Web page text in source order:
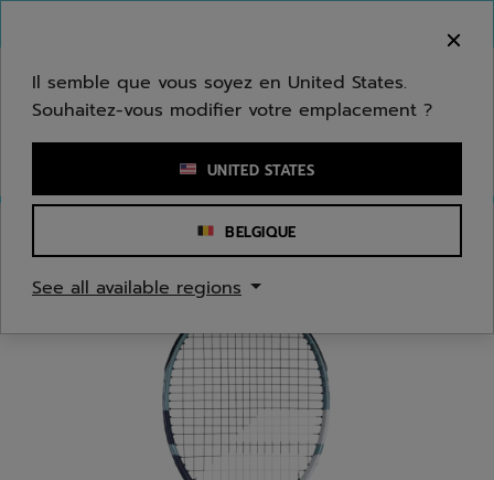
Saisir un mot clé ou un numéro d'article
Il semble que vous soyez en United States.
Souhaitez-vous modifier votre emplacement ?
UNITED STATES
BELGIQUE
See all available regions